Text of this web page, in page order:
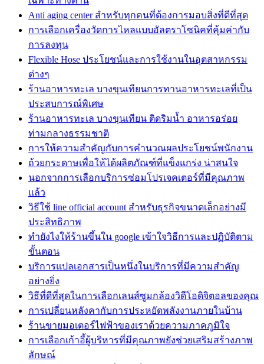
Anti aging center สำหรับทุกคนที่ต้องการมอบสิ่งที่ดีที่สุด
การเลือกเครื่องวัดการไหลแบบอัลตราโซนิคที่คุ้มค่ากับ
การลงทุน
Flexible Hose ประโยชน์และการใช้งานในอุตสาหกรรม
ต่างๆ
ร้านอาหารทะเล บางขุนเทียนการทานอาหารทะเลที่เป็น
ประสบการณ์พิเศษ
ร้านอาหารทะเล บางขุนเทียน ติดริมน้ำ อาหารอร่อย
ท่ามกลางธรรมชาติ
การให้ความสำคัญกับการคำนวณผลประโยชน์พนักงาน
ถ้วยกระดาษเพื่อให้ได้ผลิตภัณฑ์ที่แข็งแกร่ง น่าสนใจ
นอกจากการเลือกบริการซ่อมโปรเจคเตอร์ที่มีคุณภาพ
แล้ว
วิธีใช้ line official account สำหรับธุรกิจขนาดเล็กอย่างมี
ประสิทธิภาพ
ทํายังไงให้ร้านขึ้นใน google เข้าใจวิธีการและปฏิบัติตาม
ขั้นตอน
บริการแปลเอกสารเป็นหนึ่งในบริการที่มีความสำคัญ
อย่างยิ่ง
วิธีที่ดีที่สุดในการเลือกเลนส์ซูมกล้องวิดีโอดิจิตอลของคุณ
การเปลี่ยนหลังคากับการประหยัดพลังงานภายในบ้าน
ร้านขายมอเตอร์ไฟฟ้าของเราด้วยความภาคภูมิใจ
การเลือกเก้าอี้ผู้บริหารที่มีคุณภาพยังช่วยเสริมสร้างภาพ
ลักษณ์